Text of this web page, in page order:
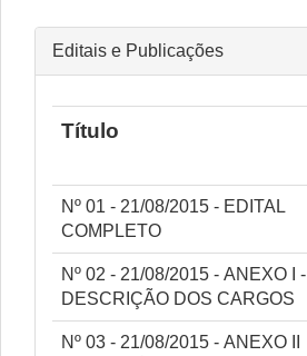
Editais e Publicações
Título
Nº 01 - 21/08/2015 - EDITAL
COMPLETO
Nº 02 - 21/08/2015 - ANEXO I -
DESCRIÇÃO DOS CARGOS
Nº 03 - 21/08/2015 - ANEXO II